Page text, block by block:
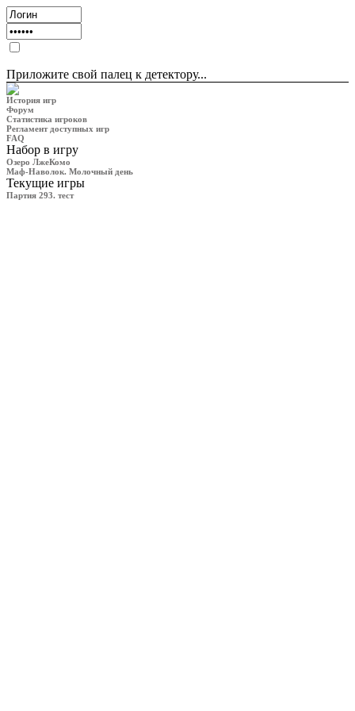
Приложите свой палец к детектору...
История игр
Форум
Статистика игроков
Регламент доступных игр
FAQ
Набор в игру
Озеро ЛжеКомо
Маф-Наволок. Молочный день
Текущие игры
Партия 293. тест